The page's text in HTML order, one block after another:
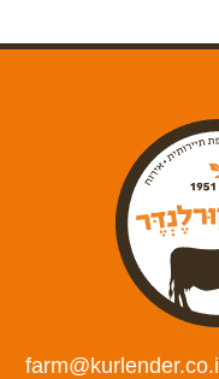
farm@kurlender.co.il